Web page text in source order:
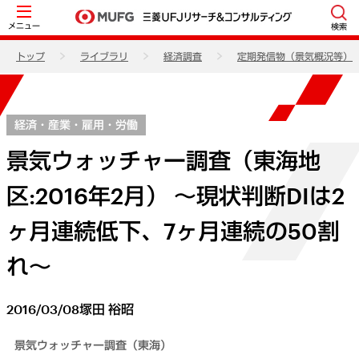
メニュー 検索
トップ ライブラリ 経済調査 定期発信物（景気概況等）
経済・産業・雇用・労働
景気ウォッチャー調査（東海地
区:2016年2月） ～現状判断DIは2
ヶ月連続低下、7ヶ月連続の50割
れ～
2016/03/08塚田 裕昭
景気ウォッチャー調査（東海）